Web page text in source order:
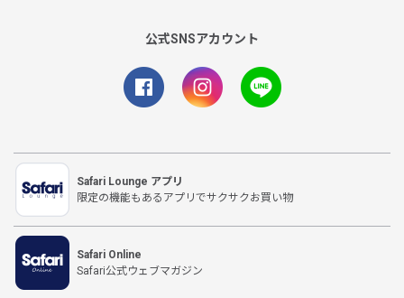
公式SNSアカウント
Safari Lounge アプリ
限定の機能もあるアプリでサクサクお買い物
Safari Online
Safari公式ウェブマガジン